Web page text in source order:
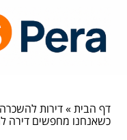
דף הבית»דירות
כשאנחנו מחפשים דירה